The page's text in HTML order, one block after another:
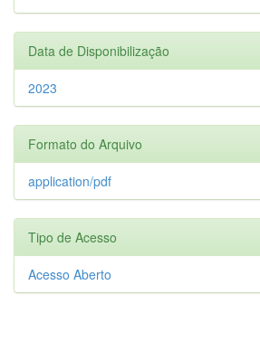
Data de Disponibilização
2023
Formato do Arquivo
application/pdf
Tipo de Acesso
Acesso Aberto